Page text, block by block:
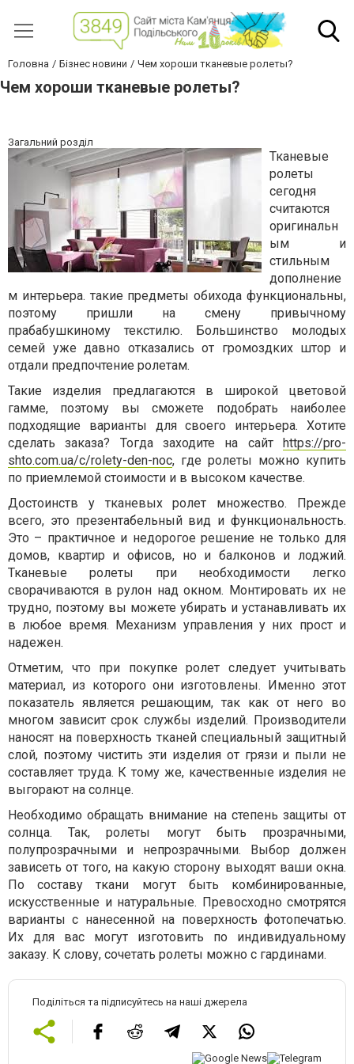
Головна Бізнес новини Чем хороши тканевые ролеты?
Чем хороши тканевые ролеты?
Загальний розділ
Тканевые
ролеты
сегодня
считаются
оригинальн
ым и
стильным
дополнение
м интерьера. такие предметы обихода функциональны,
поэтому пришли на смену привычному
прабабушкиному текстилю. Большинство молодых
семей уже давно отказались от громоздких штор и
отдали предпочтение ролетам.
Такие изделия предлагаются в широкой цветовой
гамме, поэтому вы сможете подобрать наиболее
подходящие варианты для своего интерьера. Хотите
сделать заказа? Тогда заходите на сайт https://pro-
shto.com.ua/c/rolety-den-noc, где ролеты можно купить
по приемлемой стоимости и в высоком качестве.
Достоинств у тканевых ролет множество. Прежде
всего, это презентабельный вид и функциональность.
Это – практичное и недорогое решение не только для
домов, квартир и офисов, но и балконов и лоджий.
Тканевые ролеты при необходимости легко
сворачиваются в рулон над окном. Монтировать их не
трудно, поэтому вы можете убирать и устанавливать их
в любое время. Механизм управления у них прост и
надежен.
Отметим, что при покупке ролет следует учитывать
материал, из которого они изготовлены. Именно этот
показатель является решающим, так как от него во
многом зависит срок службы изделий. Производители
наносят на поверхность тканей специальный защитный
слой, поэтому чистить эти изделия от грязи и пыли не
составляет труда. К тому же, качественные изделия не
выгорают на солнце.
Необходимо обращать внимание на степень защиты от
солнца. Так, ролеты могут быть прозрачными,
полупрозрачными и непрозрачными. Выбор должен
зависеть от того, на какую сторону выходят ваши окна.
По составу ткани могут быть комбинированные,
искусственные и натуральные. Превосходно смотрятся
варианты с нанесенной на поверхность фотопечатью.
Их для вас могут изготовить по индивидуальному
заказу. К слову, сочетать ролеты можно с гардинами.
Поділіться та підписуйтесь на наші джерела